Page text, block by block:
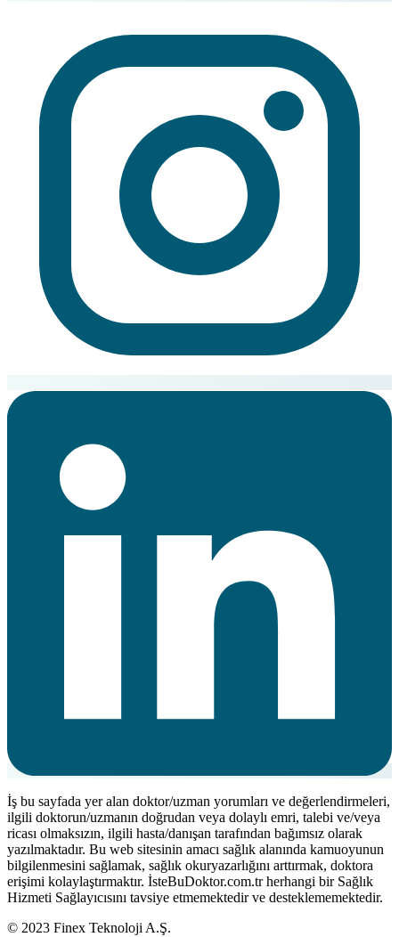
İş bu sayfada yer alan doktor/uzman yorumları ve değerlendirmeleri,
ilgili doktorun/uzmanın doğrudan veya dolaylı emri, talebi ve/veya
ricası olmaksızın, ilgili hasta/danışan tarafından bağımsız olarak
yazılmaktadır. Bu web sitesinin amacı sağlık alanında kamuoyunun
bilgilenmesini sağlamak, sağlık okuryazarlığını arttırmak, doktora
erişimi kolaylaştırmaktır. İsteBuDoktor.com.tr herhangi bir Sağlık
Hizmeti Sağlayıcısını tavsiye etmemektedir ve desteklememektedir.
© 2023 Finex Teknoloji A.Ş.